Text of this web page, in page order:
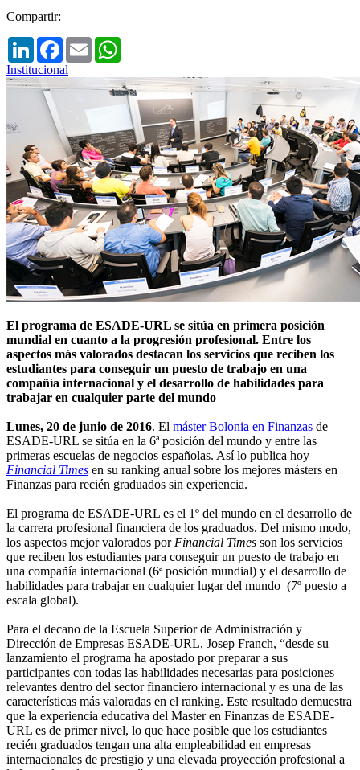
Compartir:
LinkedInFacebook
Email
Institucional
El programa de ESADE-URL se sitúa en primera posición
mundial en cuanto a la progresión profesional. Entre los
aspectos más valorados destacan los servicios que reciben los
estudiantes para conseguir un puesto de trabajo en una
compañía internacional y el desarrollo de habilidades para
trabajar en cualquier parte del mundo
Lunes, 20 de junio de 2016. El máster Bolonia en Finanzas de
ESADE-URL se sitúa en la 6ª posición del mundo y entre las
primeras escuelas de negocios españolas. Así lo publica hoy
Financial Times en su ranking anual sobre los mejores másters en
Finanzas para recién graduados sin experiencia.
El programa de ESADE-URL es el 1º del mundo en el desarrollo de
la carrera profesional financiera de los graduados. Del mismo modo,
los aspectos mejor valorados por Financial Times son los servicios
que reciben los estudiantes para conseguir un puesto de trabajo en
una compañía internacional (6ª posición mundial) y el desarrollo de
habilidades para trabajar en cualquier lugar del mundo (7º puesto a
escala global).
Para el decano de la Escuela Superior de Administración y
Dirección de Empresas ESADE-URL, Josep Franch, “desde su
lanzamiento el programa ha apostado por preparar a sus
participantes con todas las habilidades necesarias para posiciones
relevantes dentro del sector financiero internacional y es una de las
características más valoradas en el ranking. Este resultado demuestra
que la experiencia educativa del Master en Finanzas de ESADE-
URL es de primer nivel, lo que hace posible que los estudiantes
recién graduados tengan una alta empleabilidad en empresas
internacionales de prestigio y una elevada proyección profesional a